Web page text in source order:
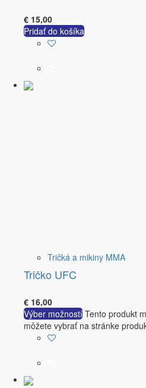
€ 15,00
Pridať do košíka
Tričká a mikiny MMA
Tričko UFC
€ 16,00
Výber možností Tento produkt
môžete vybrať na stránke